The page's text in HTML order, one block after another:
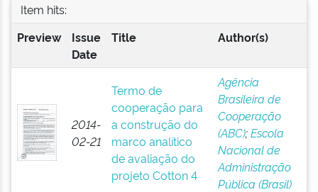
Item hits:
Preview
Issue
Date
Title Author(s)
2014-
02-21
Termo de
cooperação para
a construção do
marco analítico
de avaliação do
projeto Cotton 4
Agência
Brasileira de
Cooperação
(ABC);Escola
Nacional de
Administração
Pública (Brasil)